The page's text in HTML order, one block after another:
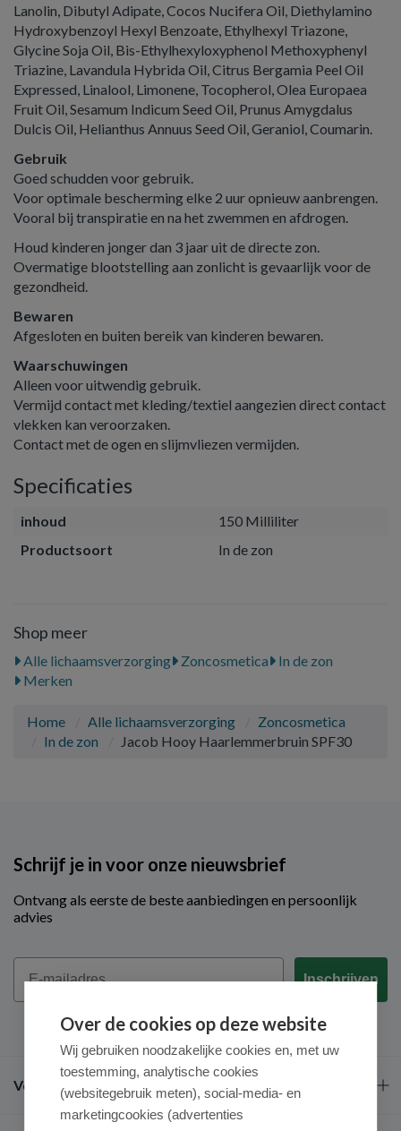
Lanolin, Dibutyl Adipate, Cocos Nucifera Oil, Diethylamino
Hydroxybenzoyl Hexyl Benzoate, Ethylhexyl Triazone,
Glycine Soja Oil, Bis-Ethylhexyloxyphenol Methoxyphenyl
Triazine, Lavandula Hybrida Oil, Citrus Bergamia Peel Oil
Expressed, Linalool, Limonene, Tocopherol, Olea Europaea
Fruit Oil, Sesamum Indicum Seed Oil, Prunus Amygdalus
Dulcis Oil, Helianthus Annuus Seed Oil, Geraniol, Coumarin.
Gebruik
Goed schudden voor gebruik.
Voor optimale bescherming elke 2 uur opnieuw aanbrengen.
Vooral bij transpiratie en na het zwemmen en afdrogen.
Houd kinderen jonger dan 3 jaar uit de directe zon.
Overmatige blootstelling aan zonlicht is gevaarlijk voor de
gezondheid.
Bewaren
Afgesloten en buiten bereik van kinderen bewaren.
Waarschuwingen
Alleen voor uitwendig gebruik.
Vermijd contact met kleding/textiel aangezien direct contact
vlekken kan veroorzaken.
Contact met de ogen en slijmvliezen vermijden.
Specificaties
inhoud
150 Milliliter
Productsoort
In de zon
Shop meer
Alle lichaamsverzorging Zoncosmetica
In de zon
Merken
Home Alle lichaamsverzorging
Zoncosmetica
In de zon
Jacob Hooy Haarlemmerbruin SPF30
Schrijf je in voor onze nieuwsbrief
Ontvang als eerste de beste aanbiedingen en persoonlijk
advies
Email
Inschrijven
Veel gestelde vragen
Over de cookies op deze website
Wij gebruiken noodzakelijke cookies en, met uw
toestemming, analytische cookies
(websitegebruik meten), social-media- en
marketingcookies (advertenties